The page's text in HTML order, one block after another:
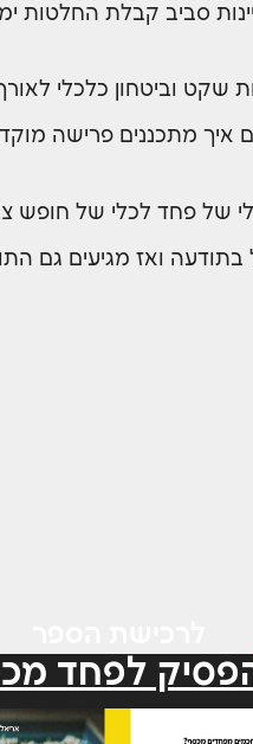
סביב קבלת החלטות
שקט וביטחון כלכלי
איך מתכננים פרישה
של פחד לכלי של חופש
ואז מגיעים גם
לפחד